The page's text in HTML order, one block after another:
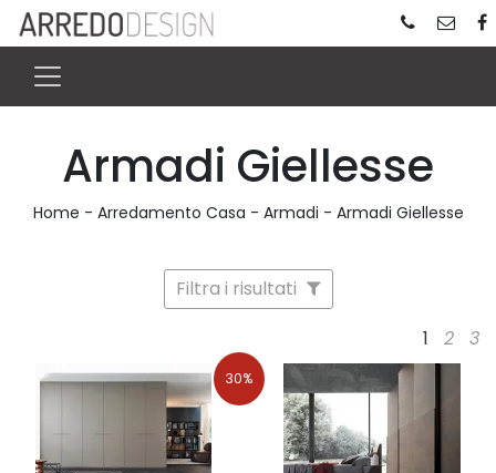
Armadi Giellesse
Home - Arredamento Casa - Armadi - Armadi Giellesse
Filtra i risultati
1
2 3
30%